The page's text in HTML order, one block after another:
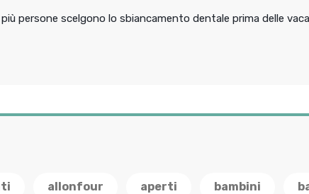
persone scelgono lo sbiancamento dentale prima delle
allonfour aperti bambini